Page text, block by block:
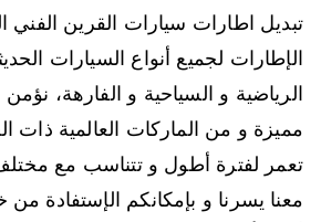
تبديل اطارات سيارات القرين
الإطارات لجميع أنواع السيارات
الرياضية و السياحية و الفارهة،
مميزة و من الماركات العالمية ذات
تعمر لفترة أطول و تتناسب مع
معنا يسرنا و بإمكانكم الإستفادة من